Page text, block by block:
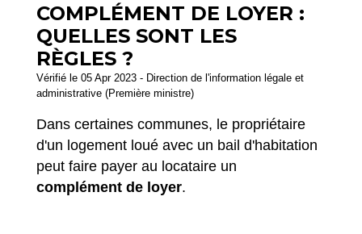
COMPLÉMENT DE LOYER :
QUELLES SONT LES
RÈGLES ?
Vérifié le 05 Apr 2023 - Direction de l'information légale et
administrative (Première ministre)
Dans certaines communes, le propriétaire
d'un logement loué avec un bail d'habitation
peut faire payer au locataire un
complément de loyer.